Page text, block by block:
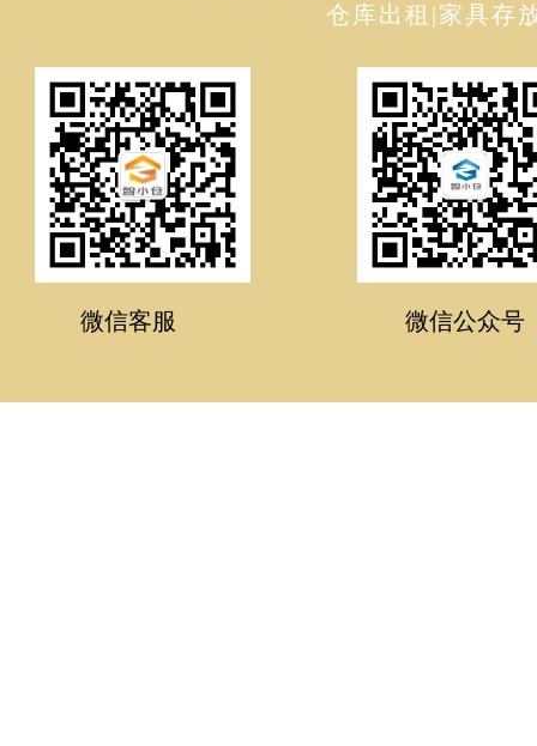
仓库出租 |家具存
微信公众号
微信客服